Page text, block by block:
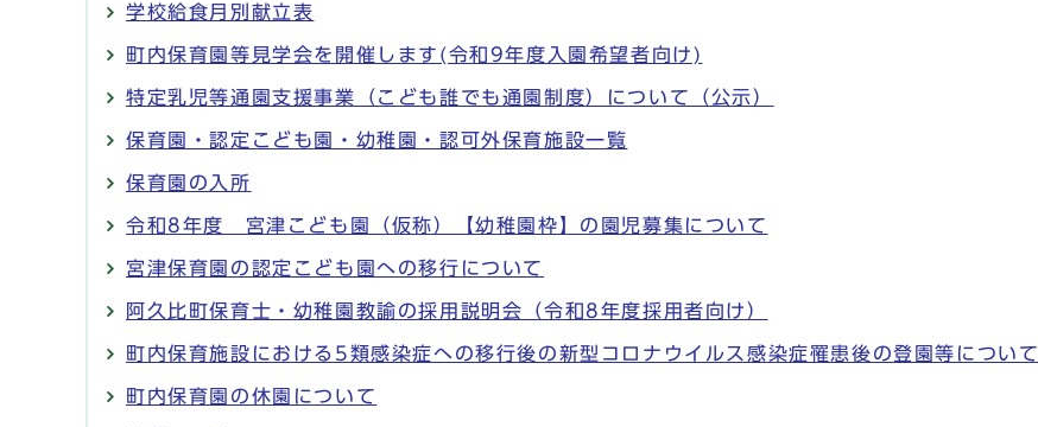
学校給食月別献立表
町内保育園等見学会を開催します(令和9年度入園希望者向け)
特定乳児等通園支援事業（こども誰でも通園制度）について（公示）
保育園・認定こども園・幼稚園・認可外保育施設一覧
保育園の入所
令和8年度 宮津こども園（仮称）【幼稚園枠】の園児募集について
宮津保育園の認定こども園への移行について
阿久比町保育士・幼稚園教諭の採用説明会（令和8年度採用者向け）
町内保育施設における5類感染症への移行後の新型コロナウイルス感染症罹患後の登園等について
町内保育園の休園について